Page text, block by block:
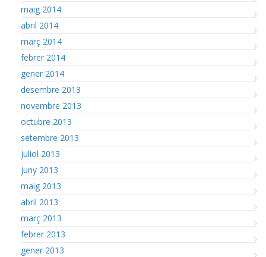
maig 2014
abril 2014
març 2014
febrer 2014
gener 2014
desembre 2013
novembre 2013
octubre 2013
setembre 2013
juliol 2013
juny 2013
maig 2013
abril 2013
març 2013
febrer 2013
gener 2013